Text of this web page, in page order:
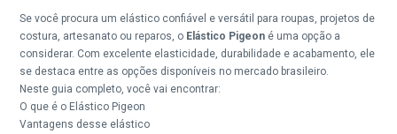
Se você procura um elástico confiável e versátil para roupas, projetos de
costura, artesanato ou reparos, o Elástico Pigeon é uma opção a
considerar. Com excelente elasticidade, durabilidade e acabamento, ele
se destaca entre as opções disponíveis no mercado brasileiro.
Neste guia completo, você vai encontrar:
O que é o Elástico Pigeon
Vantagens desse elástico